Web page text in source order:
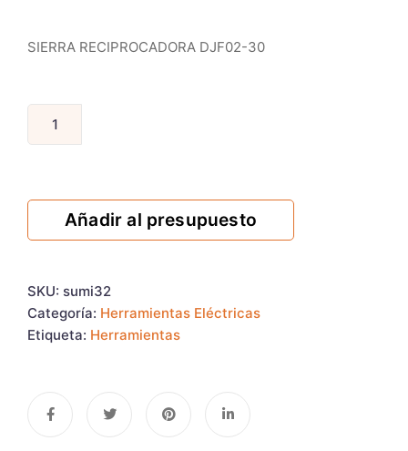
SIERRA RECIPROCADORA DJF02-30
Añadir al presupuesto
SKU: sumi32
Categoría: Herramientas Eléctricas
Etiqueta: Herramientas